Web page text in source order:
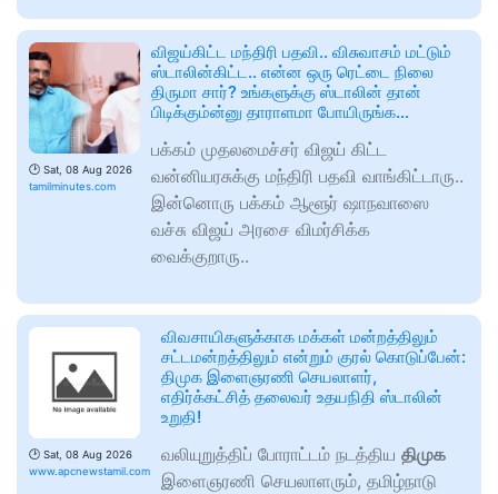
🕑 Sat, 08 Aug 2026
tamilminutes.com
விஜய்கிட்ட மந்திரி பதவி.. விசுவாசம் மட்டும்
ஸ்டாலின்கிட்ட.. என்ன ஒரு ரெட்டை நிலை
திருமா சார்? உங்களுக்கு ஸ்டாலின் தான்
பிடிக்கும்ன்னு தாராளமா போயிருங்க…
பக்கம் முதலமைச்சர் விஜய் கிட்ட
வன்னியரசுக்கு மந்திரி பதவி வாங்கிட்டாரு..
இன்னொரு பக்கம் ஆளூர் ஷாநவாஸை
வச்சு விஜய் அரசை விமர்சிக்க
வைக்குறாரு..
🕑 Sat, 08 Aug 2026
www.apcnewstamil.com
விவசாயிகளுக்காக மக்கள் மன்றத்திலும்
சட்டமன்றத்திலும் என்றும் குரல் கொடுப்பேன்:
திமுக இளைஞரணி செயலாளர்,
எதிர்க்கட்சித் தலைவர் உதயநிதி ஸ்டாலின்
உறுதி!
வலியுறுத்திப் போராட்டம் நடத்திய திமுக
இளைஞரணி செயலாளரும், தமிழ்நாடு